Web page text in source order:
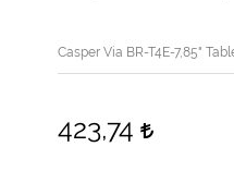
Casper Via BR-T4E-7,85"
423,74